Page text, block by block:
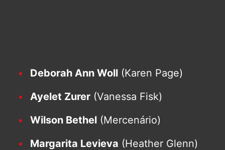
Deborah Ann Woll (Karen Page)
Ayelet Zurer (Vanessa Fisk)
Wilson Bethel (Mercenário)
Margarita Levieva (Heather Glenn)